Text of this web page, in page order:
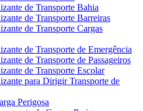
de Transporte Bahia
de Transporte Barreiras
de Transporte Cargas
de Transporte de Emergência
de Transporte de Passageiros
de Transporte Escolar
para Dirigir Transporte de
Perigosa